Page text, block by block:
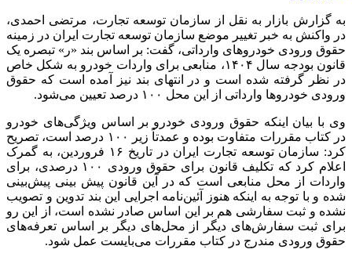
به گزارش بازار به نقل از سازمان توسعه تجارت، مرتضی احمدی،
در واکنش به خبر تغییر موضع سازمان توسعه تجارت ایران در زمینه
حقوق ورودی خودروهای وارداتی، گفت: بر اساس بند «ر» تبصره یک
قانون بودجه سال ۱۴۰۴، منابعی برای واردات خودرو به شکل خاص
در نظر گرفته شده است و در انتهای بند نیز آمده است که حقوق
ورودی خودروها وارداتی از این محل ۱۰۰ درصد تعیین می‌شود.
وی با بیان اینکه حقوق ورودی خودرو بر اساس ویژگی‌های خودرو
در کتاب مقررات متفاوت بوده و عمدتاً زیر ۱۰۰ درصد است، تصریح
کرد: سازمان توسعه تجارت ایران در تاریخ ۱۶ فروردین، به گمرک
اعلام کرد که تکلیف قانون برای حقوق ورودی ۱۰۰ درصدی، برای
واردات از محل منابعی است که در آین قانون پیش بینی پیش‌بینی
شده و با توجه به اینکه هنوز آئین‌نامه اجرایی این بند تدوین و تصویب
نشده و ثبت سفارشی هم بر این اساس صادر نشده است، از این رو
برای ثبت سفارش‌های دیگر از محل‌های دیگر بر اساس تعرفه‌های
حقوق ورودی مندرج در کتاب مقررات می‌بایست عمل شود.